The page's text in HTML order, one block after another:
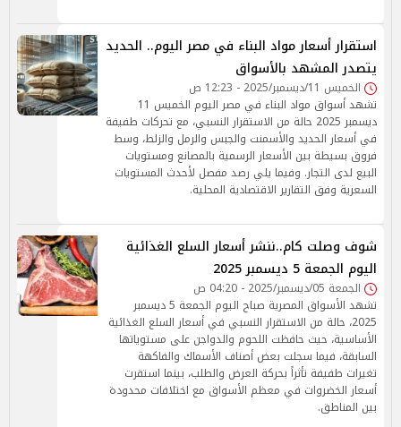
استقرار أسعار مواد البناء في مصر اليوم.. الحديد
يتصدر المشهد بالأسواق
الخميس 11/ديسمبر/2025 - 12:23 ص
تشهد أسواق مواد البناء في مصر اليوم الخميس 11
ديسمبر 2025 حالة من الاستقرار النسبي، مع تحركات طفيفة
في أسعار الحديد والأسمنت والجبس والرمل والزلط، وسط
فروق بسيطة بين الأسعار الرسمية بالمصانع ومستويات
البيع لدى التجار. وفيما يلي رصد مفصل لأحدث المستويات
السعرية وفق التقارير الاقتصادية المحلية.
شوف وصلت كام..ننشر أسعار السلع الغذائية
اليوم الجمعة 5 ديسمبر 2025
الجمعة 05/ديسمبر/2025 - 04:20 ص
تشهد الأسواق المصرية صباح اليوم الجمعة 5 ديسمبر
2025، حالة من الاستقرار النسبي في أسعار السلع الغذائية
الأساسية، حيث حافظت اللحوم والدواجن على مستوياتها
السابقة، فيما سجلت بعض أصناف الأسماك والفاكهة
تغيرات طفيفة تأثراً بحركة العرض والطلب، بينما استقرت
أسعار الخضروات في معظم الأسواق مع اختلافات محدودة
بين المناطق.